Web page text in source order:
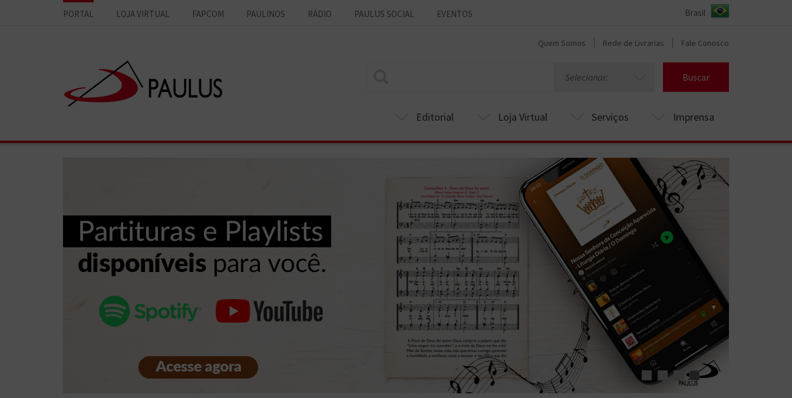
PORTAL LOJA VIRTUAL FAPCOM PAULINOS RÁDIO PAULUS SOCIAL EVENTOS
Quem Somos Rede de Livrarias Fale Conosco
Selecionar: Buscar
Editorial Loja Virtual Serviços Imprensa